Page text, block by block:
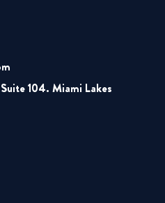
104. Miami Lakes